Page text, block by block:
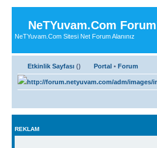
NeTYuvam.Com
NeTYuvam.Com Sitesi Net Forum Alanınız
Etkinlik Sayfası () Portal • Forum
REKLAM